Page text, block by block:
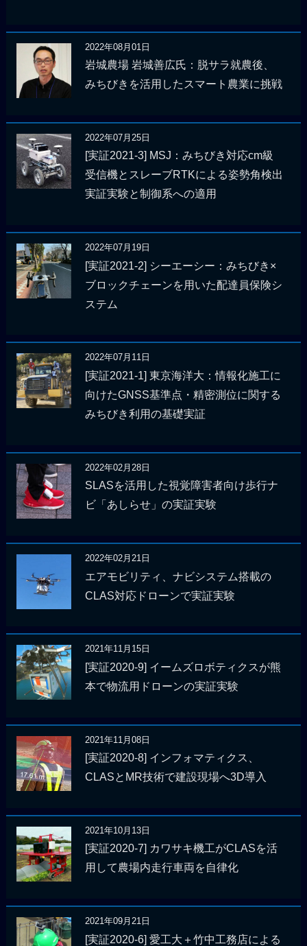
2022年08月01日
岩城農場 岩城善広氏：脱サラ就農後、
みちびきを活用したスマート農業に挑戦
2022年07月25日
[実証2021-3] MSJ：みちびき対応cm級
受信機とスレーブRTKによる姿勢角検出
実証実験と制御系への適用
2022年07月19日
[実証2021-2] シーエーシー：みちびき×
ブロックチェーンを用いた配達員保険シ
ステム
2022年07月11日
[実証2021-1] 東京海洋大：情報化施工に
向けたGNSS基準点・精密測位に関する
みちびき利用の基礎実証
2022年02月28日
SLASを活用した視覚障害者向け歩行ナ
ビ「あしらせ」の実証実験
2022年02月21日
エアモビリティ、ナビシステム搭載の
CLAS対応ドローンで実証実験
2021年11月15日
[実証2020-9] イームズロボティクスが熊
本で物流用ドローンの実証実験
2021年11月08日
[実証2020-8] インフォマティクス、
CLASとMR技術で建設現場へ3D導入
2021年10月13日
[実証2020-7] カワサキ機工がCLASを活
用して農場内走行車両を自律化
2021年09月21日
[実証2020-6] 愛工大＋竹中工務店による